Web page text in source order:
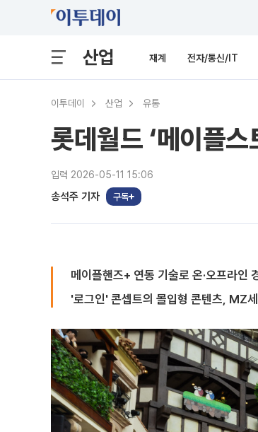
산업 재계 전자/통신/IT
이투데이 산업 유통
롯데월드 ‘메이플
입력 2026-05-11 15:06
송석주 기자 구독
메이플핸즈+ 연동 기술로 온·오프라인
'로그인' 콘셉트의 몰입형 콘텐츠, MZ